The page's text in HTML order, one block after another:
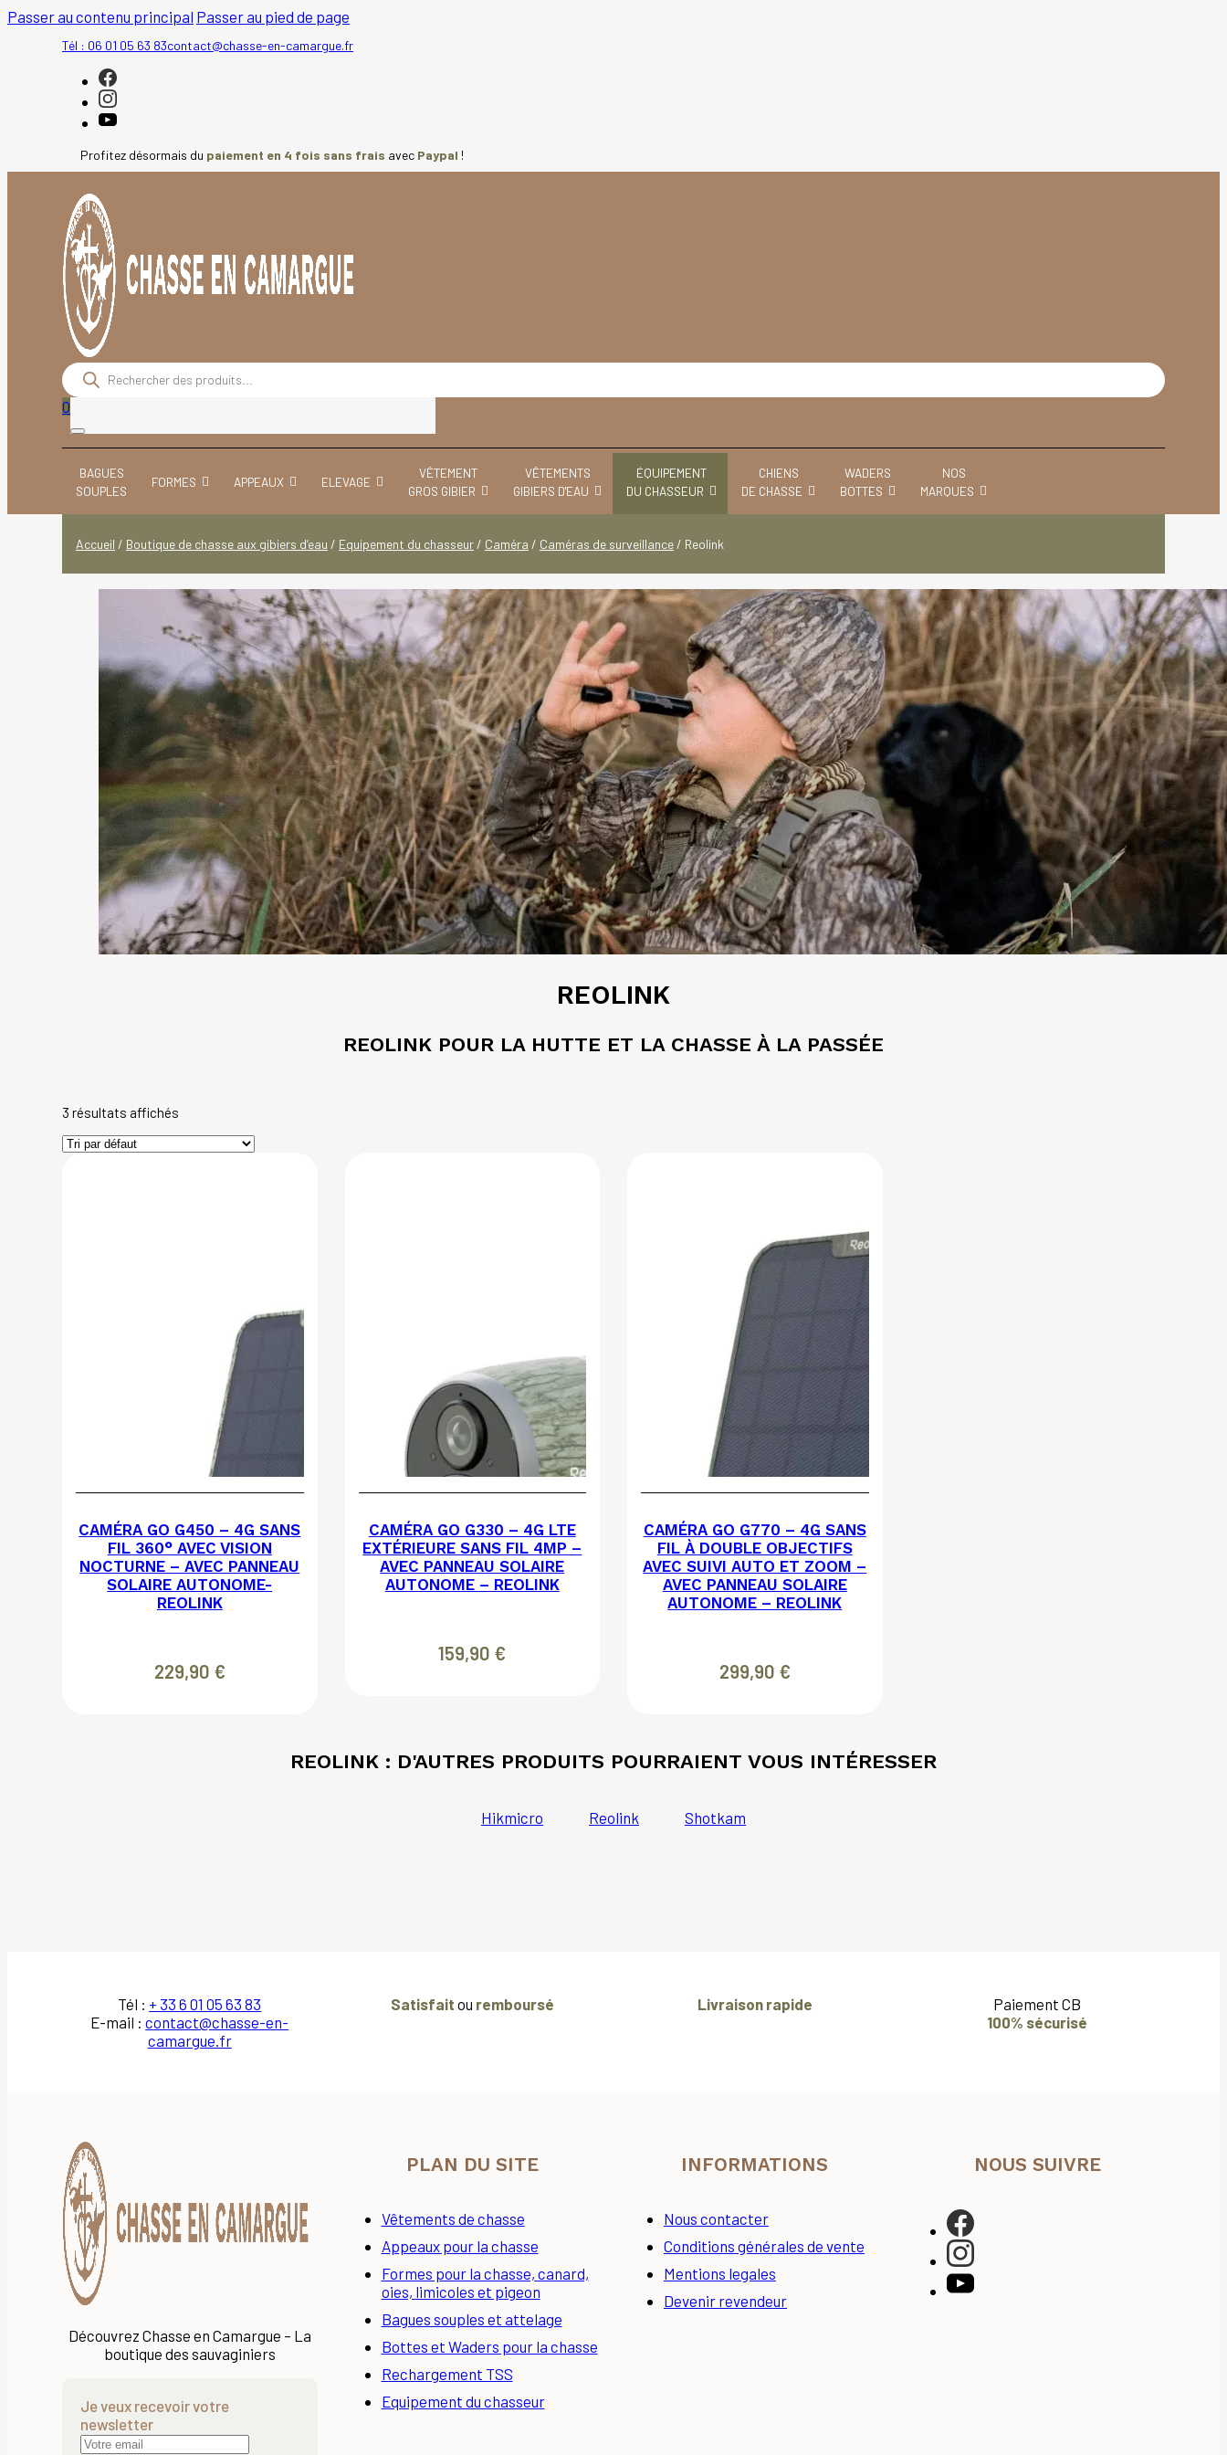
Passer au contenu principal Passer au pied de page
Tél : 06 01 05 63 83contact@chasse-en-camargue.fr
Profitez désormais du paiement en 4 fois sans frais avec Paypal !
Recherche
de
produits
0
BAGUES
SOUPLES
FORMES APPEAUX ELEVAGE
VÊTEMENT
GROS GIBIER
VÊTEMENTS
GIBIERS D'EAU
ÉQUIPEMENT
DU CHASSEUR
CHIENS
DE CHASSE
WADERS
BOTTES
NOS
MARQUES
Accueil / Boutique de chasse aux gibiers d’eau / Equipement du chasseur / Caméra / Caméras de surveillance / Reolink
REOLINK
REOLINK POUR LA HUTTE ET LA CHASSE À LA PASSÉE
3 résultats affichés
CAMÉRA GO G450 – 4G SANS
FIL 360° AVEC VISION
NOCTURNE – AVEC PANNEAU
SOLAIRE AUTONOME-
REOLINK
229,90 €
CAMÉRA GO G330 – 4G LTE
EXTÉRIEURE SANS FIL 4MP –
AVEC PANNEAU SOLAIRE
AUTONOME – REOLINK
159,90 €
CAMÉRA GO G770 – 4G SANS
FIL À DOUBLE OBJECTIFS
AVEC SUIVI AUTO ET ZOOM –
AVEC PANNEAU SOLAIRE
AUTONOME – REOLINK
299,90 €
REOLINK : D'AUTRES PRODUITS POURRAIENT VOUS INTÉRESSER
Hikmicro Reolink Shotkam
Tél : + 33 6 01 05 63 83
E-mail :contact@chasse-en-
camargue.fr
Satisfait ou remboursé Livraison rapide
Paiement CB
100% sécurisé
Découvrez Chasse en Camargue – La
boutique des sauvaginiers
Je veux recevoir votre
newsletter
PLAN DU SITE
Vêtements de chasse
Appeaux pour la chasse
Formes pour la chasse, canard,
oies, limicoles et pigeon
Bagues souples et attelage
Bottes et Waders pour la chasse
Rechargement TSS
Equipement du chasseur
INFORMATIONS
Nous contacter
Conditions générales de vente
Mentions legales
Devenir revendeur
NOUS SUIVRE